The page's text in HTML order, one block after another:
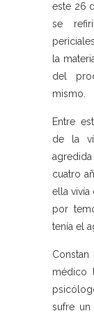
este 26
se
la
del
mismo.
Entre
de la
cuatro
ella vivía
por
tenía el
médico
sufre